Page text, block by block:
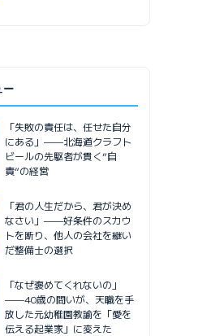
ー
「失敗の責任は、任せた自分
にある」——北海道クラフト
ビールの先駆者が貫く”自
責”の経営
「君の人生だから、君が決め
なさい」——好条件のスカウ
トを断り、他人の会社を継い
だ整備士の選択
「なぜ褒めてくれないの」
——40歳の問いが、天職を手
放した元幼稚園教諭を「愛を
伝える起業家」に変えた